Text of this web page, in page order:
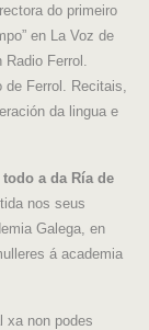
do primeiro
en La Voz de
Ferrol.
Ferrol. Recitais,
da lingua e
a da Ría de
nos seus
Galega, en
á academia
xa non podes